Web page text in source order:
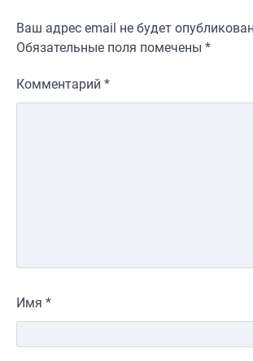
Ваш адрес email не будет
Обязательные поля помечены *
Комментарий *
Имя *